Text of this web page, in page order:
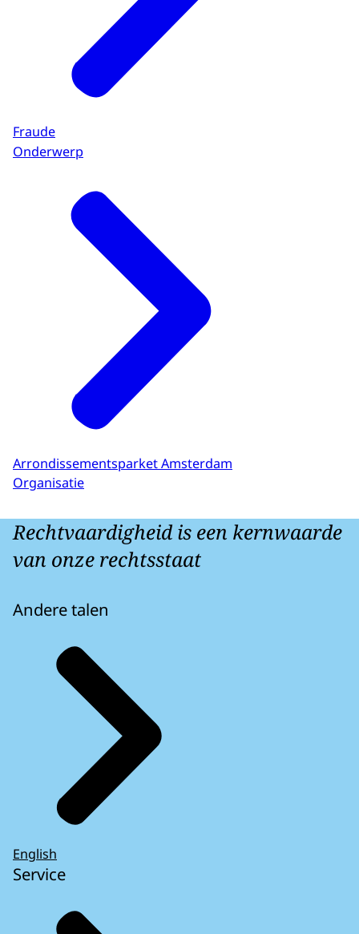
Fraude
Onderwerp
Arrondissementsparket Amsterdam
Organisatie
Rechtvaardigheid is een kernwaarde
van onze rechtsstaat
Andere talen
English
Service